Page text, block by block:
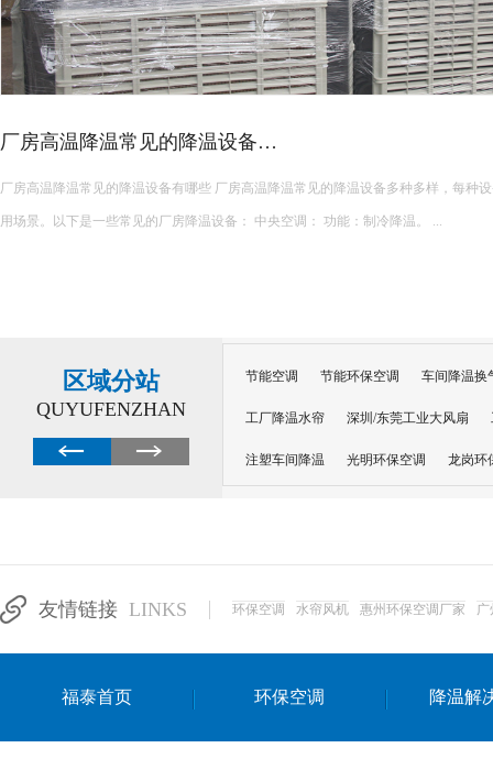
高发热车间降温攻略！
注塑、五金、锻造、焊接等高发热车间，是夏季降温的重难点。生产设备持续散
畅，室内温度常年居高不下，远超普通车间，工人作业燥热难耐，设备长期高温运
区域分站
QUYUFENZHAN
节能空调 节能环保空调 车间降温换
工厂降温水帘 深圳/东莞工业大风扇
注塑车间降温 光明环保空调 龙岗环
达州工业省电安装
友情链接 LINKS 环保空调 水帘风机 惠州环保空调厂家 广
福泰首页 环保空调 降温解